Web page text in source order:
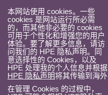
本网站使用 cookies。一些
cookies 是网站运行所必需
的，而其他非必要的 cookies
可用于个性化和增强您的用户
体验。要了解更多信息，请访
问我们的 HPE 隐私声明。同
意选择性的 Cookies，以及
HPE 处理我的个人信息并根据
HPE 隐私声明将其传输到海外
在管理 Cookies 的过程中，